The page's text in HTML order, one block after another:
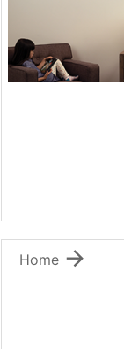

Home